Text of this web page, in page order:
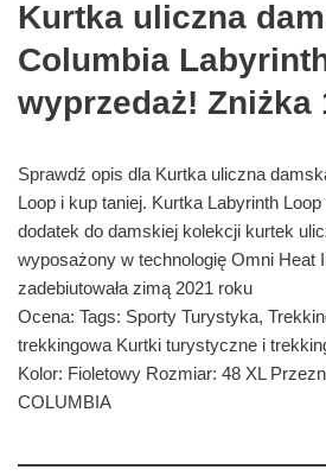
Kurtka uliczna
Columbia
wyprzedaż! Zniżka
Sprawdź opis dla Kurtka uliczna
Loop i kup taniej. Kurtka Labyrinth
dodatek do damskiej kolekcji kurtek
wyposażony w technologię Omni Heat
zadebiutowała zimą 2021 roku
Ocena: Tags: Sporty Turystyka,
trekkingowa Kurtki turystyczne i
Kolor: Fioletowy Rozmiar: 48 XL
COLUMBIA